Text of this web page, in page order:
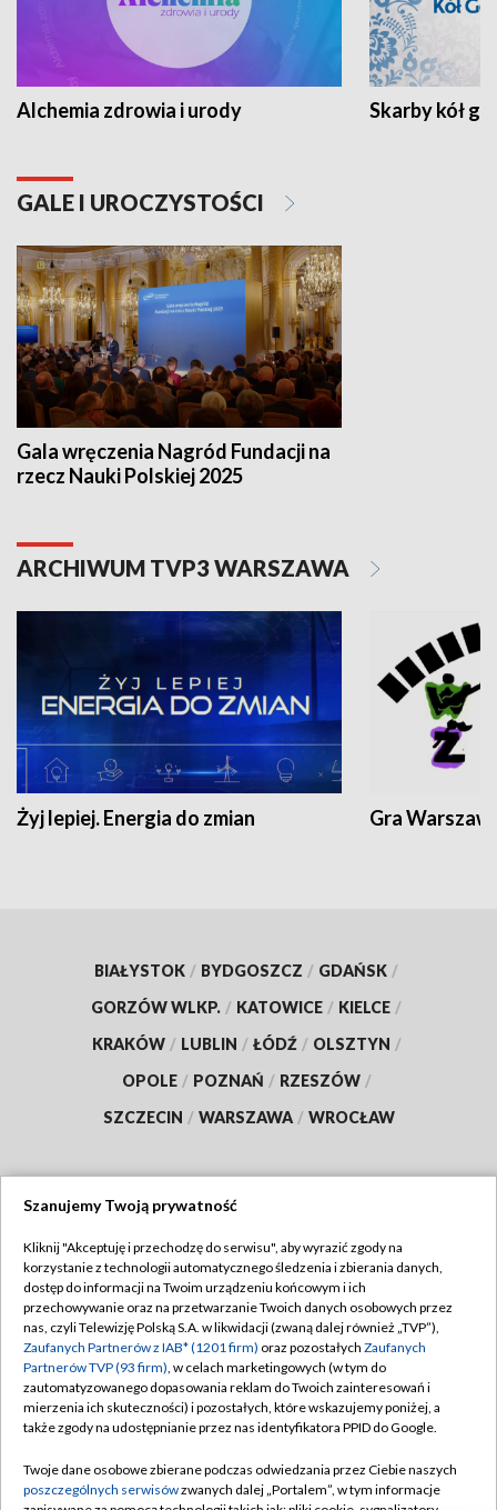
Alchemia zdrowia i urody Skarby kół
GALE I UROCZYSTOŚCI
Gala wręczenia Nagród Fundacji na
rzecz Nauki Polskiej 2025
ARCHIWUM TVP3 WARSZAWA
Żyj lepiej. Energia do zmian Gra
BIAŁYSTOK / BYDGOSZCZ / GDAŃSK /
GORZÓW WLKP. / KATOWICE / KIELCE /
KRAKÓW / LUBLIN / ŁÓDŹ / OLSZTYN /
OPOLE / POZNAŃ / RZESZÓW /
SZCZECIN / WARSZAWA / WROCŁAW
TVP
Abonament TVP
Emisja w TVP
Centrum informacji TVP
Naziemna Telewizja Cyfrowa
Rada Programowa
Regulamin TVP
Polityka prywatności
Moje zgody
Pomoc
Kontakt
Szanujemy Twoją prywatność
Kliknij "Akceptuję i przechodzę do serwisu", aby wyrazić zgody na
korzystanie z technologii automatycznego śledzenia i zbierania danych,
dostęp do informacji na Twoim urządzeniu końcowym i ich
przechowywanie oraz na przetwarzanie Twoich danych osobowych przez
nas, czyli Telewizję Polską S.A. w likwidacji (zwaną dalej również „TVP”),
Zaufanych Partnerów z IAB* (1201 firm) oraz pozostałych Zaufanych
Partnerów TVP (93 firm), w celach marketingowych (w tym do
zautomatyzowanego dopasowania reklam do Twoich zainteresowań i
mierzenia ich skuteczności) i pozostałych, które wskazujemy poniżej, a
także zgody na udostępnianie przez nas identyfikatora PPID do Google.
Twoje dane osobowe zbierane podczas odwiedzania przez Ciebie naszych
poszczególnych serwisówzwanych dalej „Portalem”, w tym informacje